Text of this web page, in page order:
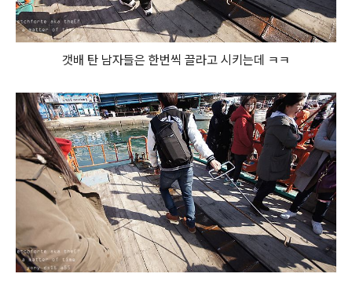
갯배 탄 남자들은 한번씩 끌라고 시키는데 ㅋㅋ